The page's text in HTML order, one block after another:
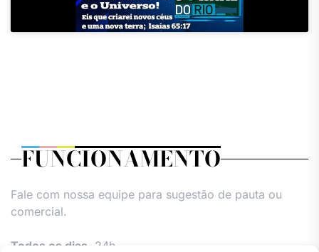
FUNCIONAMENTO
Fale com nossa equipe para sugestão de pauta ou
comercial.
Todos os dias, 24h.